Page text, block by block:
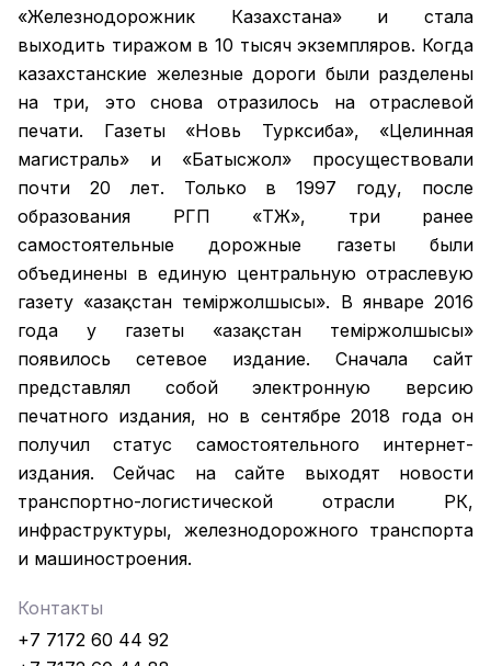
«Железнодорожник Казахстана» и стала
выходить тиражом в 10 тысяч экземпляров. Когда
казахстанские железные дороги были разделены
на три, это снова отразилось на отраслевой
печати. Газеты «Новь Турксиба», «Целинная
магистраль» и «Батысжол» просуществовали
почти 20 лет. Только в 1997 году, после
образования РГП «ҚТЖ», три ранее
самостоятельные дорожные газеты были
объединены в единую центральную отраслевую
газету «Қазақстан темiржолшысы». В январе 2016
года у газеты «Қазақстан теміржолшысы»
появилось сетевое издание. Сначала сайт
представлял собой электронную версию
печатного издания, но в сентябре 2018 года он
получил статус самостоятельного интернет-
издания. Сейчас на сайте выходят новости
транспортно-логистической отрасли РК,
инфраструктуры, железнодорожного транспорта
и машиностроения.
Контакты
+7 7172 60 44 92